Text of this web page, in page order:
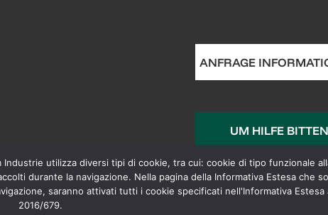
ANFRAGE
UM HILFE BITTEN
utilizza diversi tipi di cookie, tra cui: cookie di tipo funzionale
durante la navigazione. Nella pagina della Informativa Estesa che
saranno attivati tutti i cookie specificati nell'Informativa
2016/679.